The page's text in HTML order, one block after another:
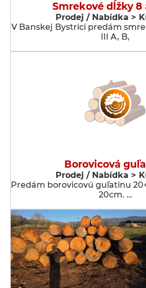
Smrekové dĺžky 8
Prodej / Nabídka >
V Banskej Bystrici predám
III A, B,
Borovicová
Prodej / Nabídka >
Predám borovicovú guľatinu
20cm. …